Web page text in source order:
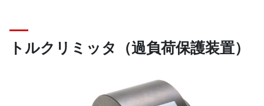
トルクリミッタ（過負荷保護装置）